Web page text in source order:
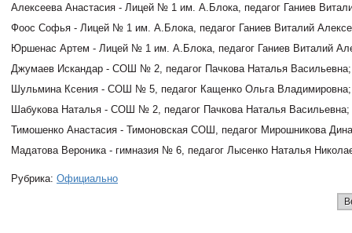
Алексеева Анастасия - Лицей № 1 им. А.Блока, педагог Ганиев
Фоос Софья - Лицей № 1 им. А.Блока, педагог Ганиев Виталий
Юршенас Артем - Лицей № 1 им. А.Блока, педагог Ганиев Виталий
Джумаев Искандар - СОШ № 2, педагог Пачкова Наталья Васильевна;
Шульмина Ксения - СОШ № 5, педагог Кащенко Ольга Владимировна;
Шабукова Наталья - СОШ № 2, педагог Пачкова Наталья Васильевна;
Тимошенко Анастасия - Тимоновская СОШ, педагог Мирошникова
Мадатова Вероника - гимназия № 6, педагог Лысенко Наталья
Рубрика: Официально